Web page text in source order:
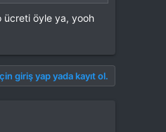
ücreti öyle ya, yooh
giriş yap yada kayıt ol.